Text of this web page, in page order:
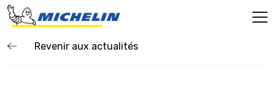
Revenir aux actualités